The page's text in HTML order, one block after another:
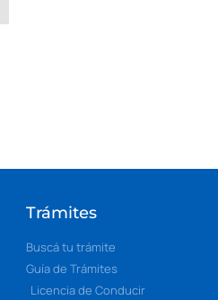
Trámites
Buscá tu trámite
Guía de Trámites
Licencia de Conducir